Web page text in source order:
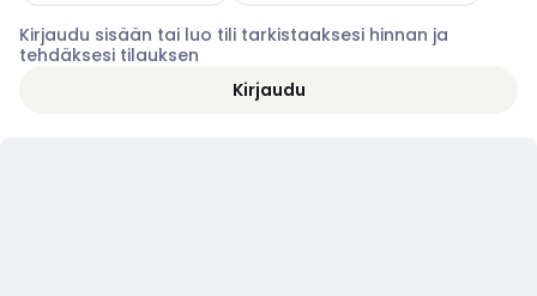
Kirjaudu sisään tai luo tili tarkistaaksesi hinnan ja
tehdäksesi tilauksen
Kirjaudu